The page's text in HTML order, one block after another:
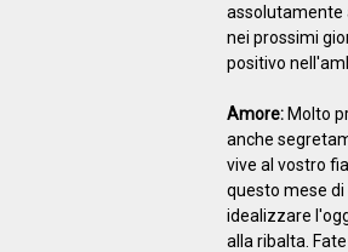
assolutamente
nei prossimi
positivo
Amore:Molto
anche
vive al vostro
questo mese
idealizzare
alla ribalta.